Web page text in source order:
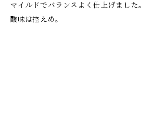
マイルドでバランスよく仕上げました。
酸味は控えめ。